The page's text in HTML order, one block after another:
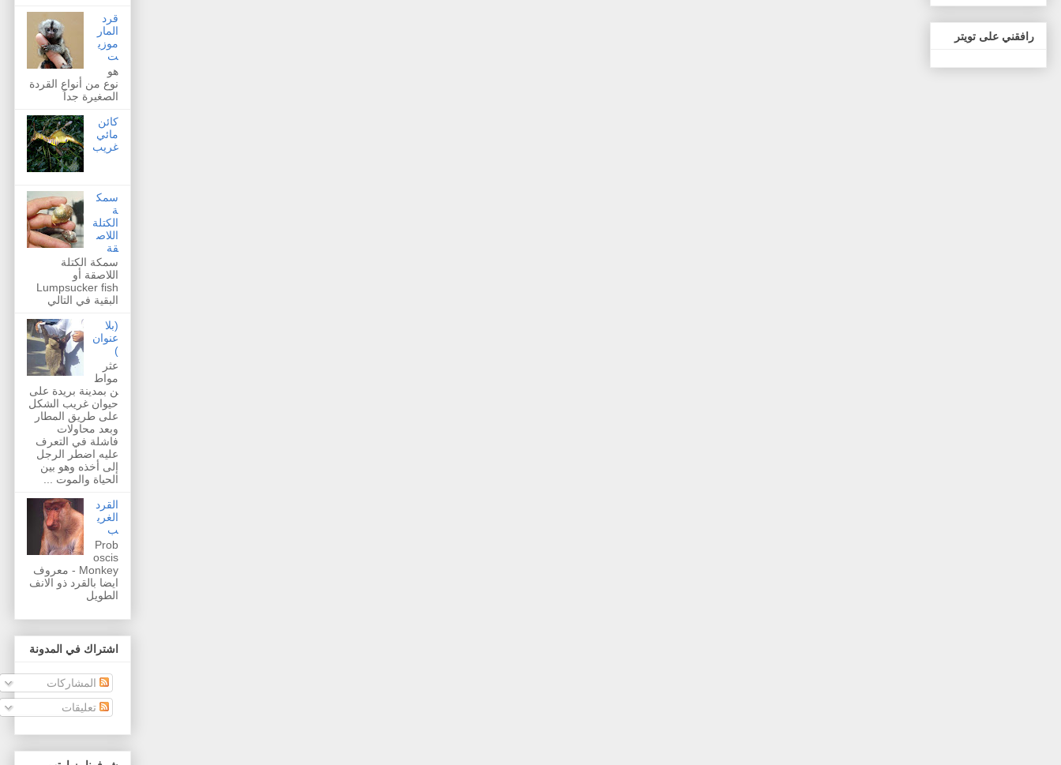
قرد
المار
موزي
ت
هو
نوع من أنواع القردة
الصغيرة جداً
كائن
مائي
غريب
سمك
ة
الكتلة
اللاص
قة
سمكة الكتلة
اللاصقة أو
Lumpsucker fish
البقية في التالي
(بلا
عنوان
)
عثر
مواط
ن بمدينة بريدة على
حيوان غريب الشكل
على طريق المطار
وبعد محاولات
فاشلة في التعرف
عليه اضطر الرجل
إلى أخذه وهو بين
الحياة والموت ...
القرد
الغري
ب
Prob
oscis
Monkey - معروف
ايضا بالقرد ذو الانف
الطويل
اشتراك في المدونة
المشاركات
تعليقات
رافقني على تويتر